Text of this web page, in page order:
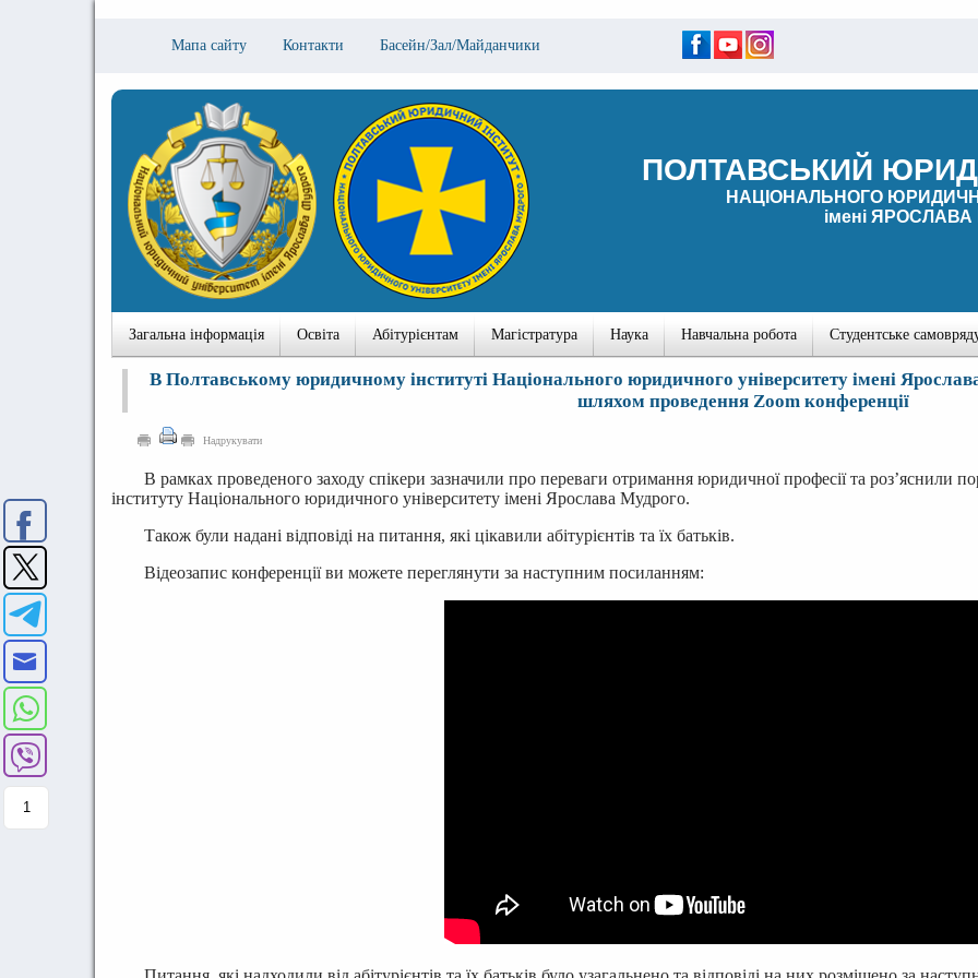
Мапа сайту Контакти Басейн/Зал/Майданчики
ПОЛТАВСЬКИЙ
НАЦІОНАЛЬНОГО
імені
Загальна інформація Освіта Абітурієнтам Магістратура Наука Навчальна робота Студентське
В Полтавському юридичному інституті Національного юридичного університету імені
шляхом проведення Zoom конференції
Надрукувати
В рамках проведеного заходу спікери зазначили про переваги отримання юридичної професії та роз’яснили
інституту Національного юридичного університету імені Ярослава Мудрого.
Також були надані відповіді на питання, які цікавили абітурієнтів та їх батьків.
Відеозапис конференції ви можете переглянути за наступним посиланням:
1